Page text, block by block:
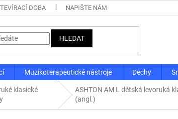
DOBA NAPIŠTE NÁM
HLEDAT
Muzikoterapeutické nástroje Dechy
klasické
ASHTON AM L dětská levoruká
(angl.)